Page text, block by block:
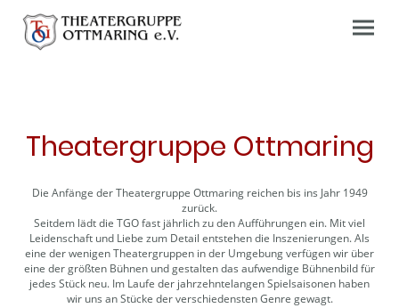
Theatergruppe Ottmaring
Die Anfänge der Theatergruppe Ottmaring reichen bis ins Jahr 1949
zurück.
Seitdem lädt die TGO fast jährlich zu den Aufführungen ein. Mit viel
Leidenschaft und Liebe zum Detail entstehen die Inszenierungen. Als
eine der wenigen Theatergruppen in der Umgebung verfügen wir über
eine der größten Bühnen und gestalten das aufwendige Bühnenbild für
jedes Stück neu. Im Laufe der jahrzehntelangen Spielsaisonen haben
wir uns an Stücke der verschiedensten Genre gewagt.